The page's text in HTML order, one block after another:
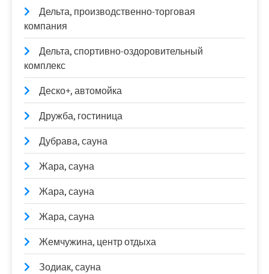
Дельта, производственно-торговая
компания
Дельта, спортивно-оздоровительный
комплекс
Деско+, автомойка
Дружба, гостиница
Дубрава, сауна
Жара, сауна
Жара, сауна
Жара, сауна
Жемчужина, центр отдыха
Зодиак, сауна